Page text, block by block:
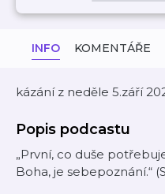
INFO KOMENTÁŘE
kázání z neděle 5.září
Popis podcastu
„První, co duše
Boha, je sebepoznání.“